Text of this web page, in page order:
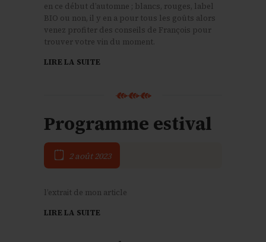
en ce début d’automne ; blancs, rouges, label
BIO ou non, il y en a pour tous les goûts alors
venez profiter des conseils de François pour
trouver votre vin du moment.
LIRE LA SUITE
Programme estival
2 août 2023
l’extrait de mon article
LIRE LA SUITE